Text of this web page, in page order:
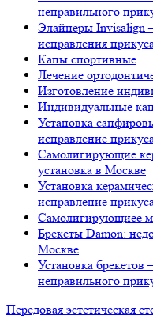
неправильного
Элайнеры Invisalign
исправления
Капы спортивные
Лечение
Изготовление
Индивидуальные
Установка
исправление
Самолигирующие
установка в Москве
Установка
исправление
Самолигирующиее
Брекеты Damon:
Москве
Установка брекетов
неправильного
Передовая эстетическая